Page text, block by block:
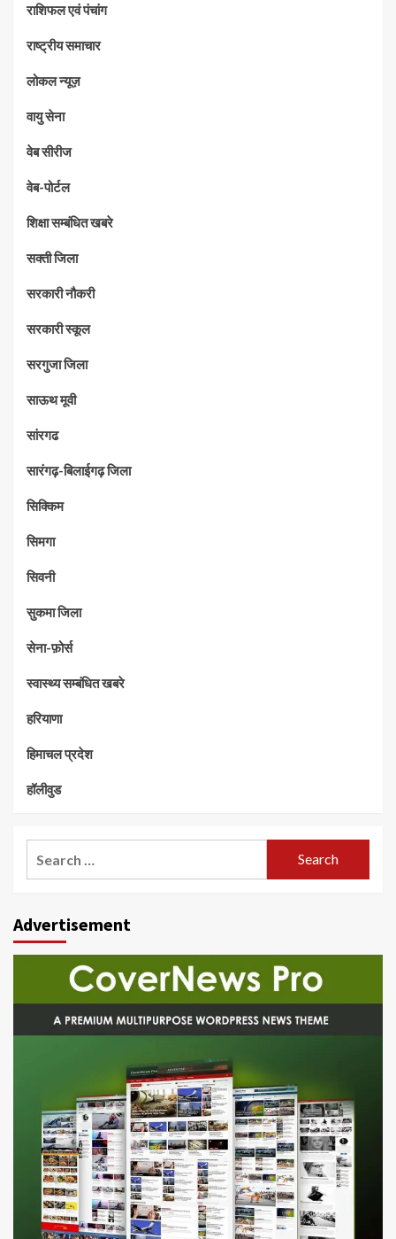
राशिफल एवं पंचांग
राष्ट्रीय समाचार
लोकल न्यूज़
वायु सेना
वेब सीरीज
वेब-पोर्टल
शिक्षा सम्बंधित खबरे
सक्ती जिला
सरकारी नौकरी
सरकारी स्कूल
सरगुजा जिला
साऊथ मूवी
सांरगढ
सारंगढ़-बिलाईगढ़ जिला
सिक्किम
सिमगा
सिवनी
सुकमा जिला
सेना-फ़ोर्स
स्वास्थ्य सम्बंधित खबरे
हरियाणा
हिमाचल प्रदेश
हॉलीवुड
Advertisement